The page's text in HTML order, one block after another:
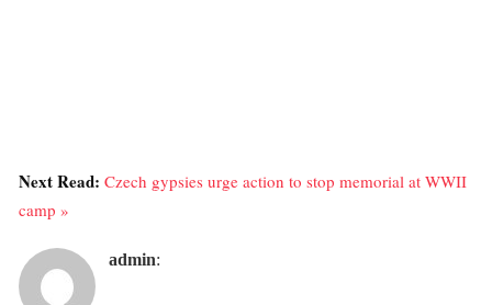
Next Read: Czech gypsies urge action to stop memorial at WWII
camp »
admin: